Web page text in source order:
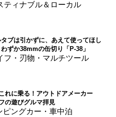
ティナブル＆ローカル
タブは引かずに、あえて使ってほし
ずか38mmの缶切り「P-38」
フ・刃物・マルチツール
れに乗る！アウトドアメーカー
の遊びグルマ拝見
ピングカー・車中泊